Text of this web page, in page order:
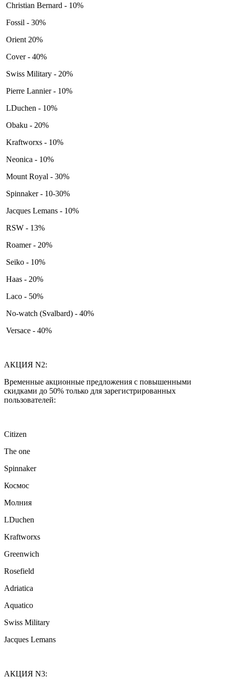
Christian Bernard - 10%
Fossil - 30%
Orient 20%
Cover - 40%
Swiss Military - 20%
Pierre Lannier - 10%
LDuchen - 10%
Obaku - 20%
Kraftworxs - 10%
Neonica - 10%
Mount Royal - 30%
Spinnaker - 10-30%
Jacques Lemans - 10%
RSW - 13%
Roamer - 20%
Seiko - 10%
Haas - 20%
Laco - 50%
No-watch (Svalbard) - 40%
Versace - 40%
АКЦИЯ N2:
Временные акционные предложения с повышенными
скидками до 50% только для зарегистрированных
пользователей:
Citizen
The one
Spinnaker
Космос
Молния
LDuchen
Kraftworxs
Greenwich
Rosefield
Adriatica
Aquatico
Swiss Military
Jacques Lemans
АКЦИЯ N3: